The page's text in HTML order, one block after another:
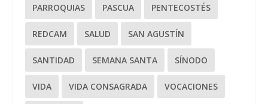
PARROQUIAS PASCUA PENTECOSTÉS
REDCAM SALUD SAN AGUSTÍN
SANTIDAD SEMANA SANTA SÍNODO
VIDA VIDA CONSAGRADA VOCACIONES